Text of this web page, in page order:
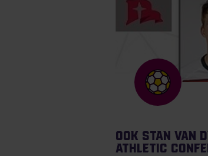
Ook Stan van
Athletic